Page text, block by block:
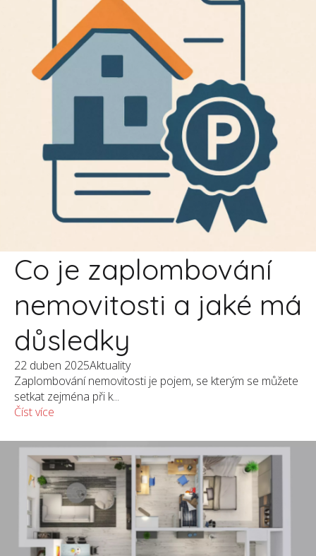
Co je zaplombování
nemovitosti a jaké má
důsledky
22 duben 2025Aktuality
Zaplombování nemovitosti je pojem, se kterým se můžete
setkat zejména při k...
Číst více